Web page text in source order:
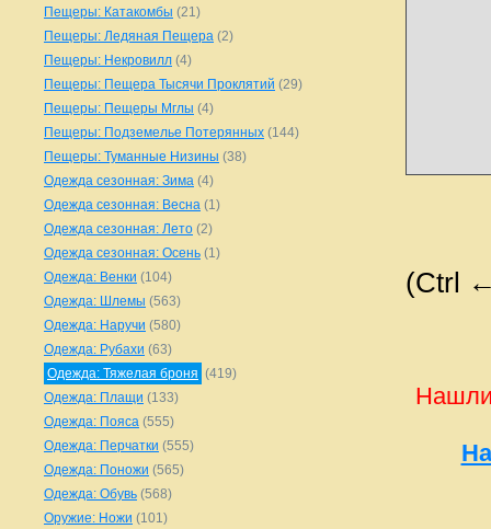
(Ctrl
Нашли
Пещеры: Катакомбы (21)
Пещеры: Ледяная Пещера (2)
Пещеры: Некровилл (4)
Пещеры: Пещера Тысячи Проклятий (29)
Пещеры: Пещеры Мглы (4)
Пещеры: Подземелье Потерянных (144)
Пещеры: Туманные Низины (38)
Одежда сезонная: Зима (4)
Одежда сезонная: Весна (1)
Одежда сезонная: Лето (2)
Одежда сезонная: Осень (1)
Одежда: Венки (104)
Одежда: Шлемы (563)
Одежда: Наручи (580)
Одежда: Рубахи (63)
Одежда: Тяжелая броня (419)
Одежда: Плащи (133)
Одежда: Пояса (555)
Одежда: Перчатки (555)
Одежда: Поножи (565)
Одежда: Обувь (568)
Оружие: Ножи (101)